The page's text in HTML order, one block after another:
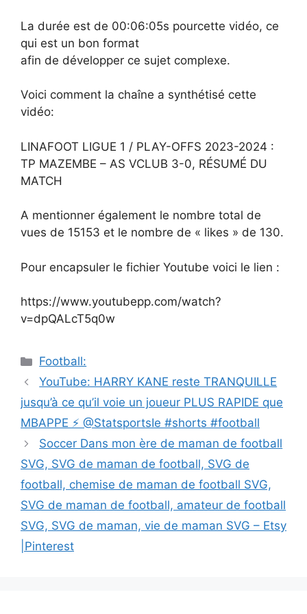
La durée est de 00:06:05s pourcette vidéo, ce
qui est un bon format
afin de développer ce sujet complexe.
Voici comment la chaîne a synthétisé cette
vidéo:
LINAFOOT LIGUE 1 / PLAY-OFFS 2023-2024 :
TP MAZEMBE – AS VCLUB 3-0, RÉSUMÉ DU
MATCH
A mentionner également le nombre total de
vues de 15153 et le nombre de « likes » de 130.
Pour encapsuler le fichier Youtube voici le lien :
https://www.youtubepp.com/watch?
v=dpQALcT5q0w
Catégories
Football:
Navigation
des
articles
YouTube: HARRY KANE reste TRANQUILLE
jusqu’à ce qu’il voie un joueur PLUS RAPIDE que
MBAPPE ⚡ @StatsportsIe #shorts #football
Soccer Dans mon ère de maman de football
SVG, SVG de maman de football, SVG de
football, chemise de maman de football SVG,
SVG de maman de football, amateur de football
SVG, SVG de maman, vie de maman SVG – Etsy
|Pinterest